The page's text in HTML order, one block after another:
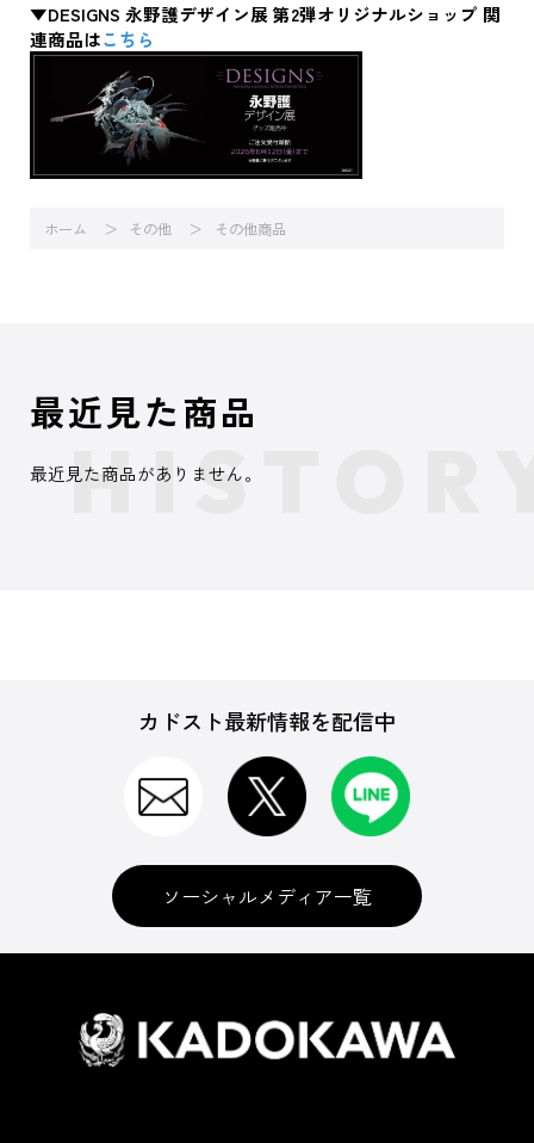
▼DESIGNS 永野護デザイン展 第2弾オリジナルショップ 関
連商品はこちら
ホーム その他 その他商品
最近見た商品
最近見た商品がありません。
カドスト最新情報を配信中
ソーシャルメディア一覧